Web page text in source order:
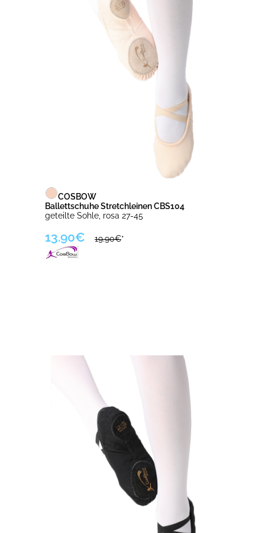
COSBOW
Ballettschuhe Stretchleinen CBS104
geteilte Sohle, rosa 27-45
13.90€ 19.90€*